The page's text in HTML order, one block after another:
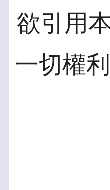
欲引用
一切權